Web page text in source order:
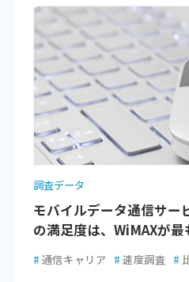
調査データ
モバイルデータ通信サー
の満足度は、WiMAXが最
# 通信キャリア # 速度調査 #